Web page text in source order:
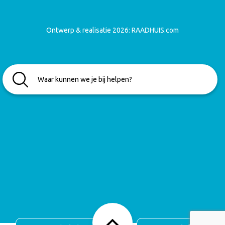
Ontwerp & realisatie 2026: RAADHUIS.com